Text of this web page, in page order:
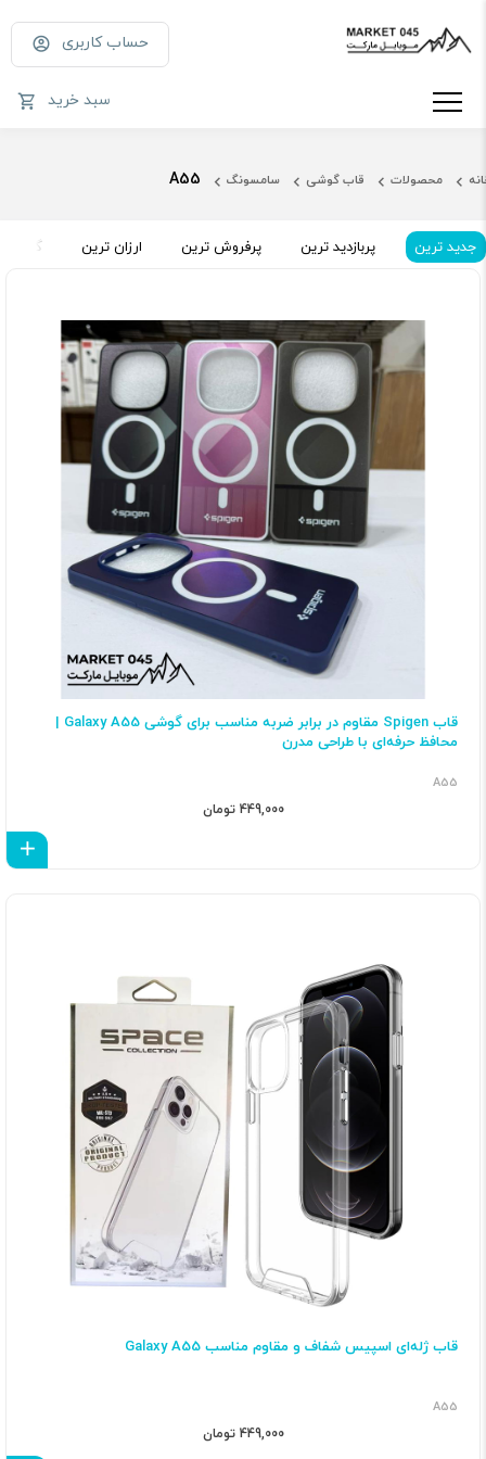
حساب کاربری
سبد خرید
محصولات قاب گوشی سامسونگ A55
جدید ترین پربازدید ترین پرفروش ترین ارزان ترین گران
قاب Spigen مقاوم در برابر ضربه مناسب برای گوشی Galaxy A55 |
محافظ حرفه‌ای با طراحی مدرن
A55
449,000 تومان
قاب ژله‌ای اسپیس شفاف و مقاوم مناسب Galaxy A55
A55
449,000 تومان